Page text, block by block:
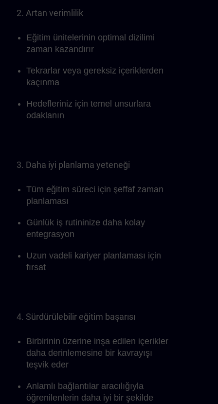
2. Artan verimlilik
Eğitim ünitelerinin optimal dizilimi
zaman kazandırır
Tekrarlar veya gereksiz içeriklerden
kaçınma
Hedefleriniz için temel unsurlara
odaklanın
3. Daha iyi planlama yeteneği
Tüm eğitim süreci için şeffaf zaman
planlaması
Günlük iş rutininize daha kolay
entegrasyon
Uzun vadeli kariyer planlaması için
fırsat
4. Sürdürülebilir eğitim başarısı
Birbirinin üzerine inşa edilen içerikler
daha derinlemesine bir kavrayışı
teşvik eder
Anlamlı bağlantılar aracılığıyla
öğrenilenlerin daha iyi bir şekilde